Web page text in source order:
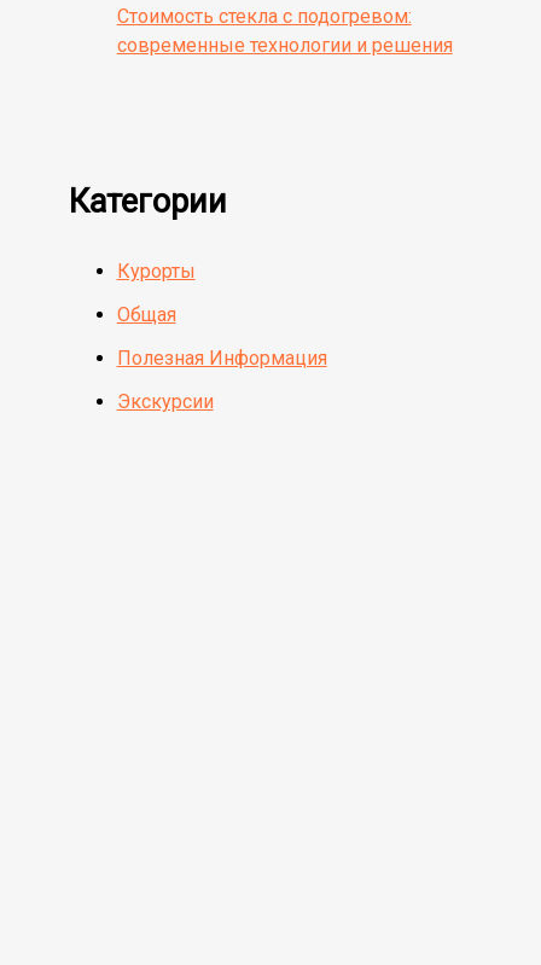
Стоимость стекла с подогревом:
современные технологии и решения
Категории
Курорты
Общая
Полезная Информация
Экскурсии